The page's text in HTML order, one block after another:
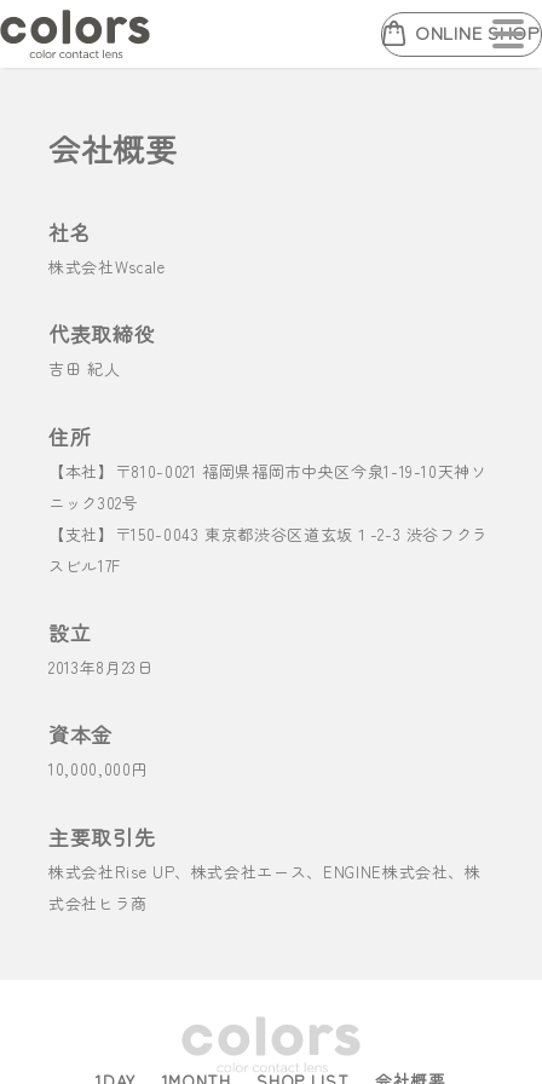
ONLINE SHOP
会社概要
社名
株式会社Wscale
代表取締役
吉田 紀人
住所
【本社】〒810-0021 福岡県福岡市中央区今泉1-19-10天神ソ
ニック302号
【支社】〒150-0043 東京都渋谷区道玄坂１-2-3 渋谷フクラ
スビル17F
設立
2013年8月23日
資本金
10,000,000円
主要取引先
株式会社Rise UP、株式会社エース、ENGINE株式会社、株
式会社ヒラ商